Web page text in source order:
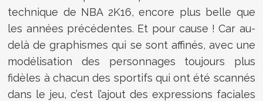
technique de NBA 2K16, encore plus belle que
les années précédentes. Et pour cause ! Car au-
delà de graphismes qui se sont affinés, avec une
modélisation des personnages toujours plus
fidèles à chacun des sportifs qui ont été scannés
dans le jeu, c’est l’ajout des expressions faciales